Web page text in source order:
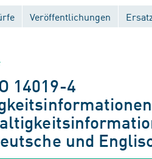
Veröffentlichungen
14019-4
und